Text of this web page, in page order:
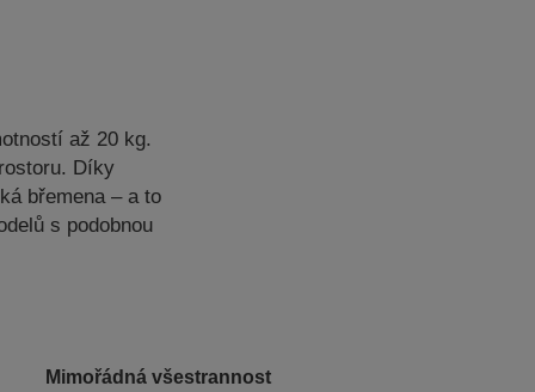
až 20 kg.
Díky
břemena – a to
s podobnou
Mimořádná všestrannost